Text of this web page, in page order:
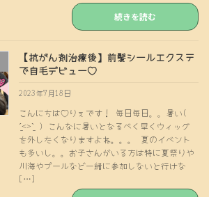
続きを読む
【抗がん剤治療後】前髪シールエクステ
で自毛デビュー♡
2023年7月18日
こんにちは♡りぇです！ 毎日毎日。。暑い(
ˊ̱˂˃ˋ̱ ) こんなに暑いとなるべく早くウィッグ
を外したくなりますよね。。。 夏のイベント
も多いし。。お子さんがいる方は特に夏祭りや
川海やプールなど一緒に参加しないと行けな
[…]